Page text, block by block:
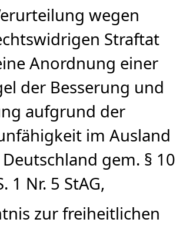
wegen
Straftat
Anordnung einer
der Besserung und
aufgrund der
im Ausland
gem. § 10
1 Nr. 5 StAG,
zur freiheitlichen